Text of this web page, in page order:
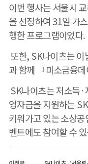
이번 행사는 서울시
을 선정하여 31일 가
행한 프로그램이었다.
또한, SK나이츠는
과 함께 『미소금융
SK나이츠는 저소득·
영자금을 지원하는
키워가고 있는 소상
벤트에도 참여할 수